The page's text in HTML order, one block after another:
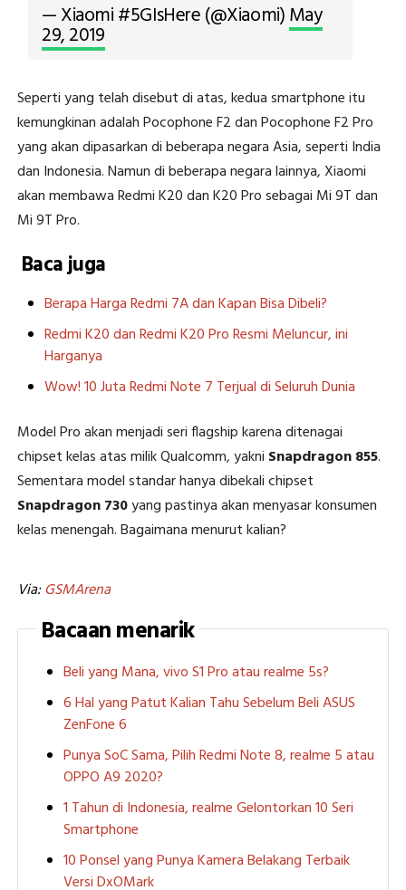
— Xiaomi #5GIsHere (@Xiaomi)May
29, 2019
Seperti yang telah disebut di atas, kedua smartphone itu
kemungkinan adalah Pocophone F2 dan Pocophone F2 Pro
yang akan dipasarkan di beberapa negara Asia, seperti India
dan Indonesia. Namun di beberapa negara lainnya, Xiaomi
akan membawa Redmi K20 dan K20 Pro sebagai Mi 9T dan
Mi 9T Pro.
Baca juga
Berapa Harga Redmi 7A dan Kapan Bisa Dibeli?
Redmi K20 dan Redmi K20 Pro Resmi Meluncur, ini
Harganya
Wow! 10 Juta Redmi Note 7 Terjual di Seluruh Dunia
Model Pro akan menjadi seri flagship karena ditenagai
chipset kelas atas milik Qualcomm, yakni Snapdragon 855.
Sementara model standar hanya dibekali chipset
Snapdragon 730yang pastinya akan menyasar konsumen
kelas menengah. Bagaimana menurut kalian?
Via:GSMArena
Bacaan menarik
Beli yang Mana, vivo S1 Pro atau realme 5s?
6 Hal yang Patut Kalian Tahu Sebelum Beli ASUS
ZenFone 6
Punya SoC Sama, Pilih Redmi Note 8, realme 5 atau
OPPO A9 2020?
1 Tahun di Indonesia, realme Gelontorkan 10 Seri
Smartphone
10 Ponsel yang Punya Kamera Belakang Terbaik
Versi DxOMark